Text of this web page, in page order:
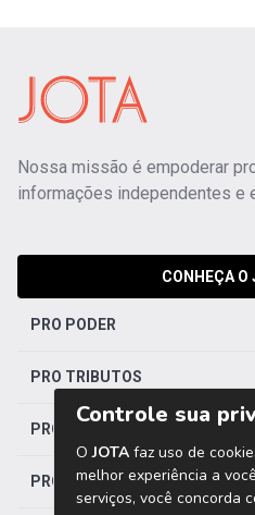
Nossa missão é empoderar
informações independentes e
CONHEÇA O
PRO PODER
PRO TRIBUTOS
PRO TRABALHISTA
PRO SAÚDE